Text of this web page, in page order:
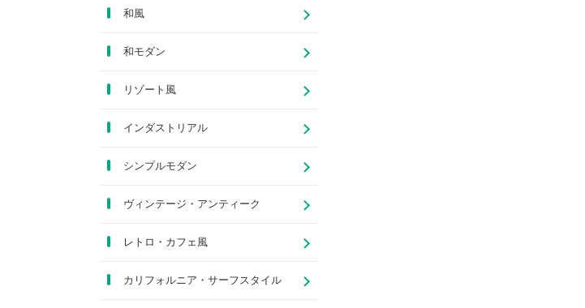
和風
和モダン
リゾート風
インダストリアル
シンプルモダン
ヴィンテージ・アンティーク
レトロ・カフェ風
カリフォルニア・サーフスタイル